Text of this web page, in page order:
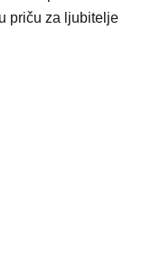
priču za ljubitelje